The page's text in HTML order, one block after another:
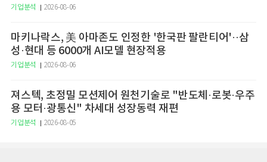
기업분석 2026-08-06
마키나락스, 美 아마존도 인정한 '한국판 팔란티어'··삼
성·현대 등 6000개 AI모델 현장적용
기업분석 2026-08-06
져스텍, 초정밀 모션제어 원천기술로 "반도체·로봇·우주
용 모터·광통신" 차세대 성장동력 재편
기업분석 2026-08-05